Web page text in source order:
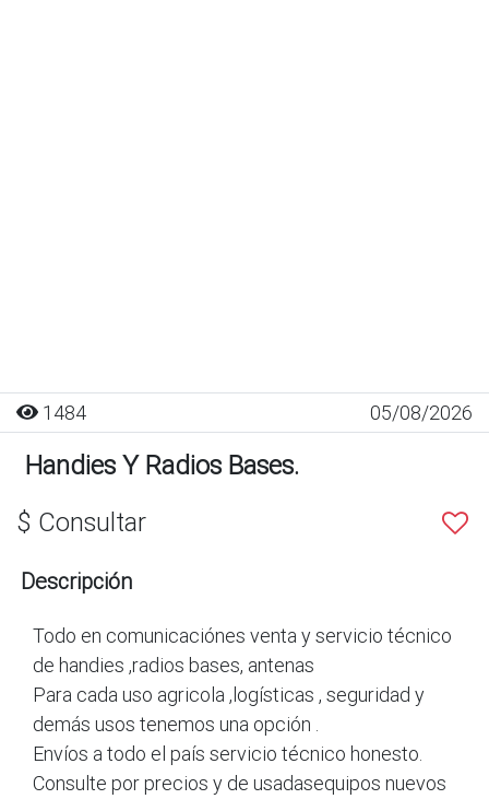
1484 05/08/2026
Handies Y Radios Bases.
$ Consultar
Descripción
Todo en comunicaciónes venta y servicio técnico
de handies ,radios bases, antenas
Para cada uso agricola ,logísticas , seguridad y
demás usos tenemos una opción .
Envíos a todo el país servicio técnico honesto.
Consulte por precios y de usadasequipos nuevos